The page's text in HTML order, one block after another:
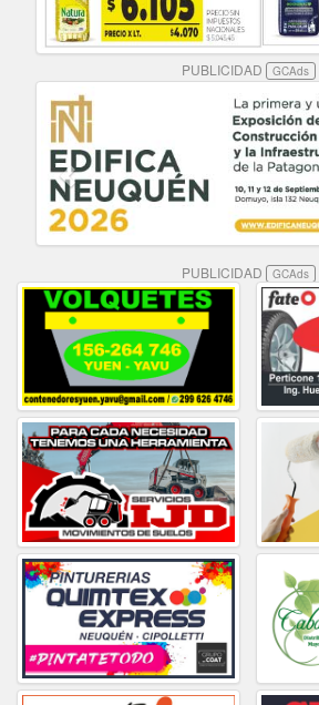
PUBLICIDAD GCAds
PUBLICIDAD GCAds